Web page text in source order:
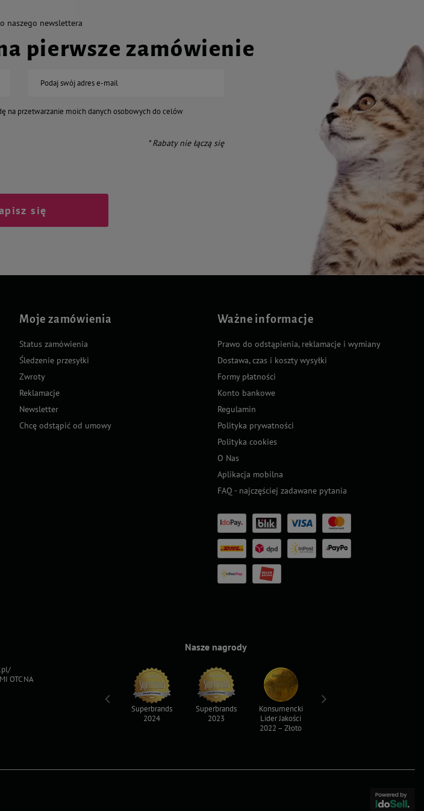
naszego newslettera
pierwsze zamówienie
Podaj swój adres e-mail
na przetwarzanie moich danych osobowych do celów
* Rabaty nie łączą się
się
Moje zamówienia
Status zamówienia
Śledzenie przesyłki
Zwroty
Reklamacje
Newsletter
Chcę odstąpić od umowy
Ważne informacje
Prawo do odstąpienia, reklamacje i wymiany
Dostawa, czas i koszty wysyłki
Formy płatności
Konto bankowe
Regulamin
Polityka prywatności
Polityka cookies
O Nas
Aplikacja mobilna
FAQ - najczęściej zadawane pytania
OTC NA
Nasze nagrody
Superbrands
2024
Superbrands
2023
Konsumencki
Lider Jakości
2022 – Złoto